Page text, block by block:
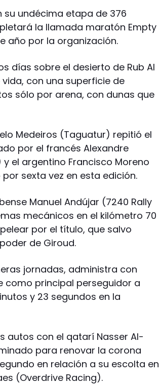
su undécima etapa de 376
la llamada maratón Empty
año por la organización.
días sobre el desierto de Rub Al
con una superficie de
sólo por arena, con dunas que
Medeiros (Taguatur) repitió el
por el francés Alexandre
y el argentino Francisco Moreno
sexta vez en esta edición.
Manuel Andújar (7240 Rally
mecánicos en el kilómetro 70
por el título, que salvo
de Giroud.
jornadas, administra con
como principal perseguidor a
y 23 segundos en la
autos con el qatarí Nasser Al-
para renovar la corona
en relación a su escolta en
(Overdrive Racing).